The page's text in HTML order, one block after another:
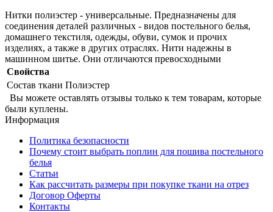
Нитки полиэстер - универсальные. Предназначены для
соединения деталей различных - видов постельного белья,
домашнего текстиля, одежды, обуви, сумок и прочих
изделиях, а также в других отраслях. Нити надежны в
машинном шитье. Они отличаются превосходными
Свойства
Состав ткани Полиэстер
Вы можете оставлять отзывы только к тем товарам, которые
были куплены.
Информация
Политика безопасности
Почему стоит выбрать поплин для пошива постельного
белья
Статьи
Как рассчитать размеры при покупке ткани на отрез
Договор Оферты
Контакты